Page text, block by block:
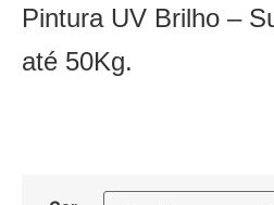
Pintura UV Brilho –
até 50Kg.